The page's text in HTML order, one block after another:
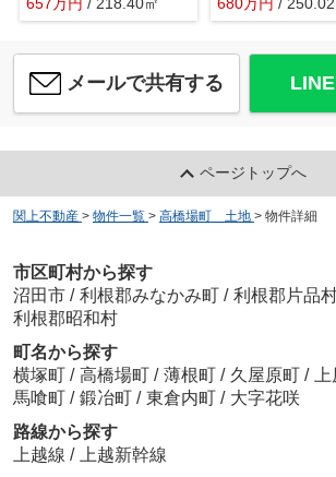
メールで共有する
ページトップへ
関上不動産 > 物件一覧 > 高橋場町 土地 > 物件詳細
市区町村から探す
沼田市 / 利根郡みなかみ町 / 利根郡片品
利根郡昭和村
町名から探す
横塚町 / 高橋場町 / 薄根町 / 久屋原町 /
馬喰町 / 鍛冶町 / 東倉内町 / 大字花咲
路線から探す
上越線 /
上越新幹線